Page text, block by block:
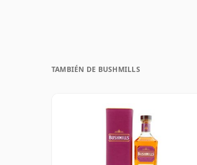
TAMBIÉN DE BUSHMILLS